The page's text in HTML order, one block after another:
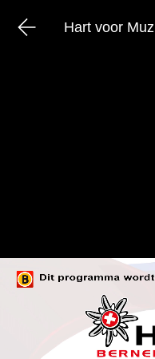
Hart voor